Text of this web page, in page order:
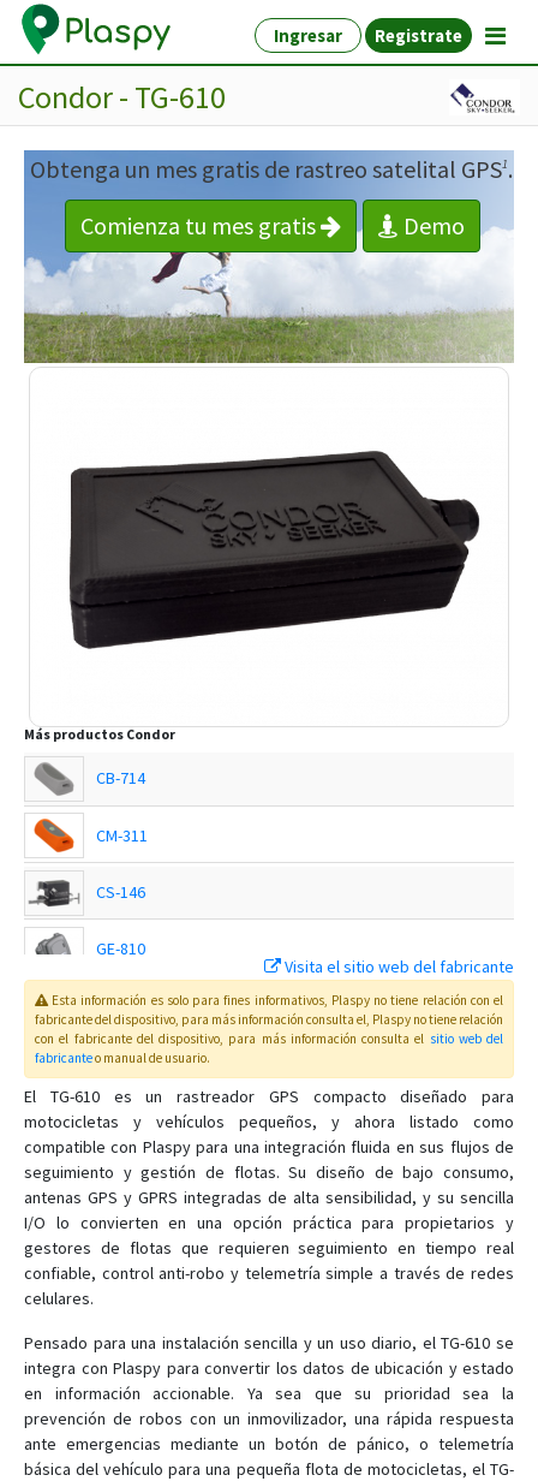
Ingresar Registrate
Condor - TG-610
Obtenga un mes gratis de rastreo satelital GPS1.
Comienza tu mes gratis
Demo
Más productos Condor
CB-714
CM-311
CS-146
GE-810
TA-913
TG-512
TG-512
TH-923
TP-810
TS-728
Visita el sitio web del fabricante
Esta información es solo para fines informativos, Plaspy no tiene relación con el
fabricante del dispositivo, para más información consulta el, Plaspy no tiene relación
con el fabricante del dispositivo, para más información consulta el sitio web del
fabricanteo manual de usuario.
El TG-610 es un rastreador GPS compacto diseñado para
motocicletas y vehículos pequeños, y ahora listado como
compatible con Plaspy para una integración fluida en sus flujos de
seguimiento y gestión de flotas. Su diseño de bajo consumo,
antenas GPS y GPRS integradas de alta sensibilidad, y su sencilla
I/O lo convierten en una opción práctica para propietarios y
gestores de flotas que requieren seguimiento en tiempo real
confiable, control anti-robo y telemetría simple a través de redes
celulares.
Pensado para una instalación sencilla y un uso diario, el TG-610 se
integra con Plaspy para convertir los datos de ubicación y estado
en información accionable. Ya sea que su prioridad sea la
prevención de robos con un inmovilizador, una rápida respuesta
ante emergencias mediante un botón de pánico, o telemetría
básica del vehículo para una pequeña flota de motocicletas, el TG-